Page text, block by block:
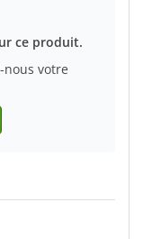
ce produit.
nous votre